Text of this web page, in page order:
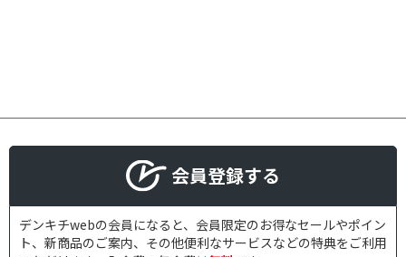
会員登録する
デンキチwebの会員になると、会員限定のお得なセールやポイン
ト、新商品のご案内、その他便利なサービスなどの特典をご利用